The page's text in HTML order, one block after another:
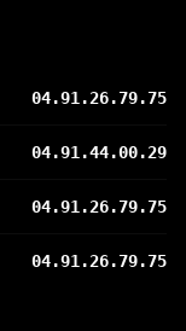
04.91.26.79.75
04.91.44.00.29
04.91.26.79.75
04.91.26.79.75